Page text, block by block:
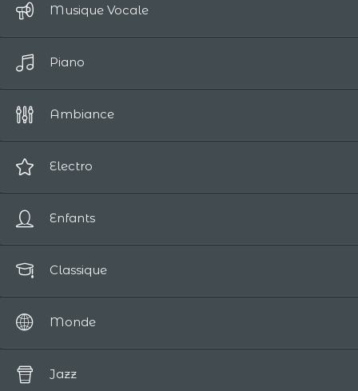
Épique
Comédie
Sci-fi / Fantasy
Suspense / Horreur
Musique Vocale
Piano
Ambiance
Electro
Enfants
Classique
Monde
Jazz